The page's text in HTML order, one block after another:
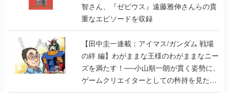
智さん、『ゼビウス』遠藤雅伸さんらの貴
重なエピソードを収録
【田中圭一連載：アイマス/ガンダム 戦場
の絆 編】わがままな王様のわがままなニー
ズを満たす！──小山順一朗が貫く姿勢に、
ゲームクリエイターとしての矜持を見た